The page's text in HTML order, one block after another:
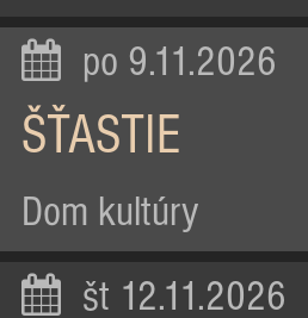
po 9.11.2026
ŠŤASTIE
Dom kultúry
št 12.11.2026